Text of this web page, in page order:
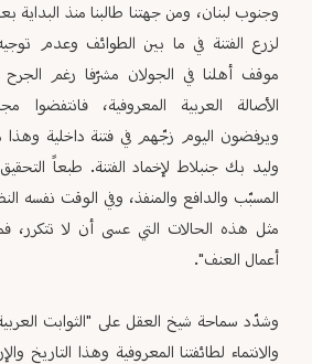
وجنوب لبنان، ومن جهتنا طالبنا منذ
لزرع الفتنة في ما بين الطوائف وعدم
موقف أهلنا في الجولان مشرّفا رغم
الأصالة العربية المعروفية، فانتفضوا
ويرفضون اليوم زجّهم في فتنة داخلية
وليد بك جنبلاط لإخماد الفتنة. طبعاً
المسبّب والدافع والمنفذ، وفي الوقت نفسه
مثل هذه الحالات التي عسى أن لا تتكرر،
أعمال العنف".
وشدّد سماحة شيخ العقل على "الثوابت
والانتماء لطائفتنا المعروفية وهذا التاريخ